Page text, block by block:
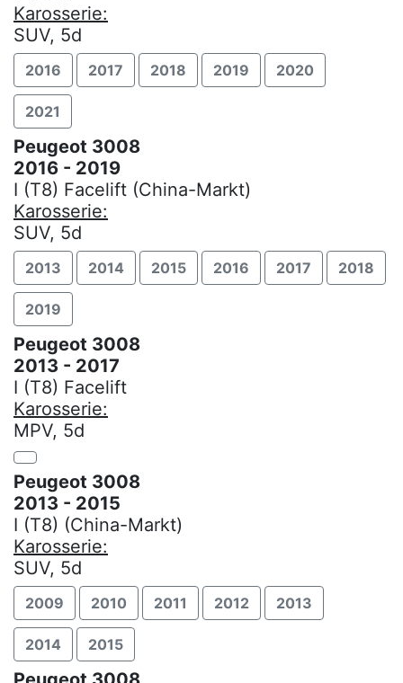
Karosserie:
SUV, 5d
2016 2017 2018 2019 2020
2021
Peugeot 3008
2016 - 2019
I (T8) Facelift (China-Markt)
Karosserie:
SUV, 5d
2013 2014 2015 2016 2017 2018
2019
Peugeot 3008
2013 - 2017
I (T8) Facelift
Karosserie:
MPV, 5d
Peugeot 3008
2013 - 2015
I (T8) (China-Markt)
Karosserie:
SUV, 5d
2009 2010 2011 2012 2013
2014 2015